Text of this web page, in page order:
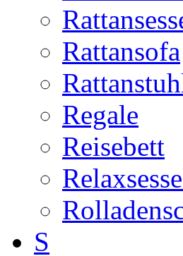
Rattansofa
Regale
Reisebett
S